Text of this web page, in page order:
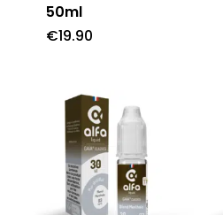
50ml
€19.90